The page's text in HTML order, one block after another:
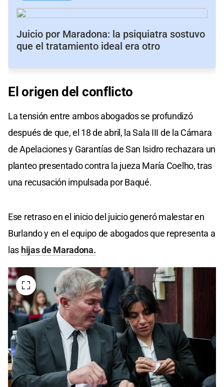
Juicio por Maradona: la psiquiatra sostuvo
que el tratamiento ideal era otro
El origen del conflicto
La tensión entre ambos abogados se profundizó
después de que, el 18 de abril, la Sala III de la Cámara
de Apelaciones y Garantías de San Isidro rechazara un
planteo presentado contra la jueza María Coelho, tras
una recusación impulsada por Baqué.
Ese retraso en el inicio del juicio generó malestar en
Burlando y en el equipo de abogados que representa a
las hijas de Maradona.